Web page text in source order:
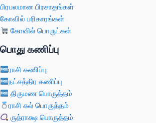
பிரபலமான பிரசாதங்கள்
கோவில் பரிகாரங்கள்
கோவில் பொருட்கள்
பொது கணிப்பு
ராசி கணிப்பு
நட்சத்திர கணிப்பு
திருமண பொருத்தம்
ராசி கல் பொருத்தம்
ருத்ராக்ஷ பொருத்தம்